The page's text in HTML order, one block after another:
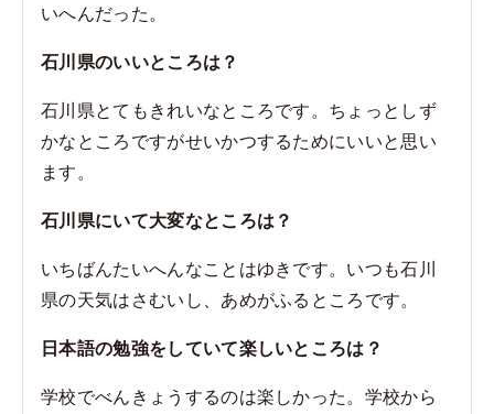
いへんだった。
石川県のいいところは？
石川県とてもきれいなところです。ちょっとしず
かなところですがせいかつするためにいいと思い
ます。
石川県にいて大変なところは？
いちばんたいへんなことはゆきです。いつも石川
県の天気はさむいし、あめがふるところです。
日本語の勉強をしていて楽しいところは？
学校でべんきょうするのは楽しかった。学校から